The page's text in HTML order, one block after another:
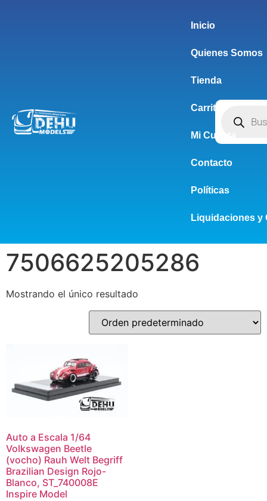
Inicio
Quienes Somos
Tienda
Carrito
Mi Cuenta
Contacto
Políticas
Liquidaciones y
7506625205286
Mostrando el único resultado
Auto a Escala 1/64
Volkswagen Beetle
(vocho) Rauh Welt Begriff
Brazilian Design Rojo-
Blanco, ST_740008E
Inspire Model